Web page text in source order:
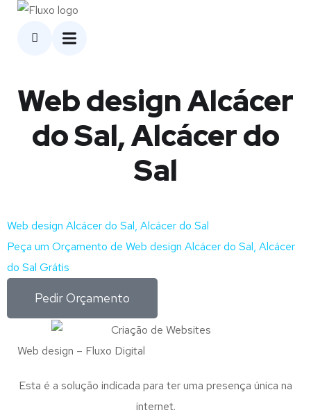
Web design Alcácer
do Sal, Alcácer do
Sal
Web design Alcácer do Sal, Alcácer do Sal
Peça um Orçamento de Web design Alcácer do Sal, Alcácer
do Sal Grátis
Pedir Orçamento
Web design – Fluxo Digital
Esta é a solução indicada para ter uma presença única na
internet.